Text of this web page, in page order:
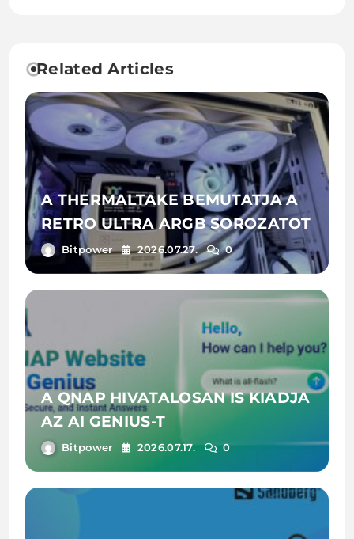
Related Articles
A THERMALTAKE BEMUTATJA A
RETRO ULTRA ARGB SOROZATOT
Bitpower 2026.07.27. 0
A QNAP HIVATALOSAN IS KIADJA
AZ AI GENIUS-T
Bitpower 2026.07.17. 0